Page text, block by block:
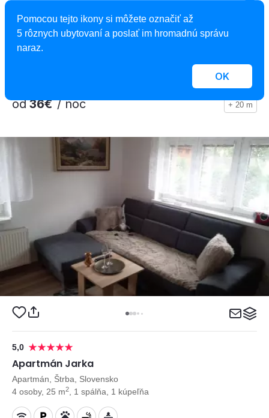
Bocanské chalúpky
Apartmán, Vyšná Boca, Slovensko
2 apartmány, 1 - 9 osôb
od36€ / noc + 20 m
5,0
Apartmán Jarka
Apartmán, Štrba, Slovensko
4 osoby, 25 m2 , 1 spálňa, 1 kúpeľňa
Pomocou tejto ikony si môžete označiť až
5 rôznych ubytovaní a poslať im hromadnú správu
naraz.
OK